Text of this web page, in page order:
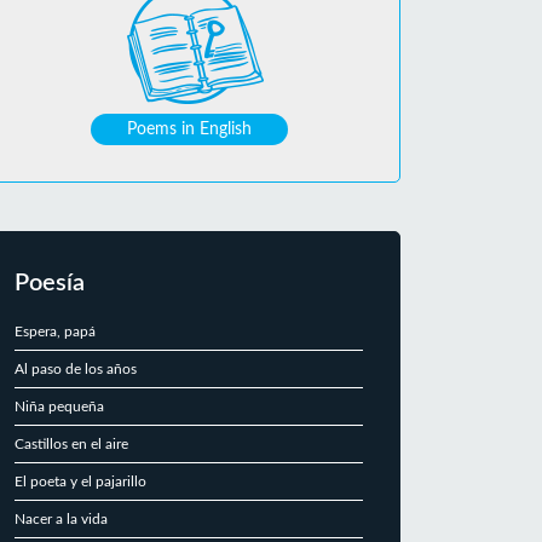
Poems in English
Poesía
Espera, papá
Al paso de los años
Niña pequeña
Castillos en el aire
El poeta y el pajarillo
Nacer a la vida